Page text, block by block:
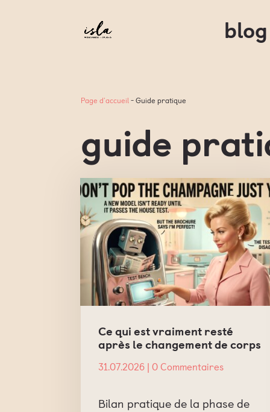
blog
Page d'accueil-Guide pratique
guide
Ce qui est vraiment resté
après le changement de corps
31.07.2026 | 0 Commentaires
Bilan pratique de la phase de